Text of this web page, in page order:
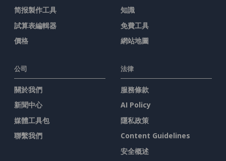
简报製作工具
試算表編輯器
價格
知識
免費工具
網站地圖
公司
關於我們
新聞中心
媒體工具包
聯繫我們
法律
服務條款
AI Policy
隱私政策
Content Guidelines
安全概述